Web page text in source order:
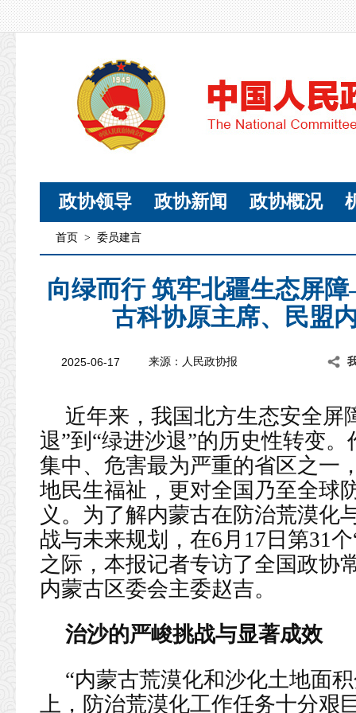
政协领导 政协新闻 政协概况
首页 > 委员建言
向绿而行 筑牢北疆生态屏
古科协原主席、民盟
2025-06-17 来源：人民政协报
近年来，我国北方生态安全屏
退”到“绿进沙退”的历史性转变
集中、危害最为严重的省区之一
地民生福祉，更对全国乃至全球
义。为了解内蒙古在防治荒漠化
战与未来规划，在6月17日第31
之际，本报记者专访了全国政协
内蒙古区委会主委赵吉。
治沙的严峻挑战与显著成效
“内蒙古荒漠化和沙化土地面
上，防治荒漠化工作任务十分艰